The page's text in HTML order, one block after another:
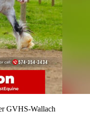
GVHS-Wallach